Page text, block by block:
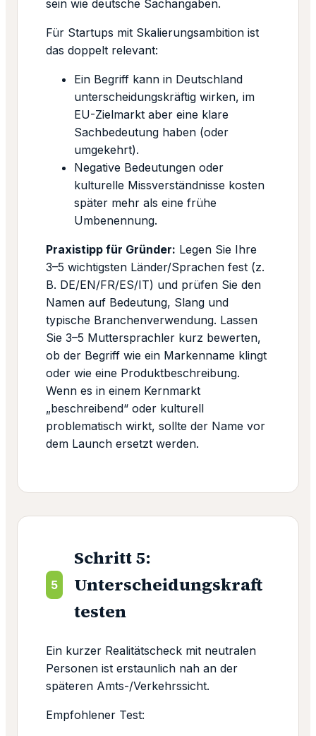
sein wie deutsche Sachangaben.
Für Startups mit Skalierungsambition ist
das doppelt relevant:
Ein Begriff kann in Deutschland
unterscheidungskräftig wirken, im
EU-Zielmarkt aber eine klare
Sachbedeutung haben (oder
umgekehrt).
Negative Bedeutungen oder
kulturelle Missverständnisse kosten
später mehr als eine frühe
Umbenennung.
Praxistipp für Gründer: Legen Sie Ihre
3–5 wichtigsten Länder/Sprachen fest (z.
B. DE/EN/FR/ES/IT) und prüfen Sie den
Namen auf Bedeutung, Slang und
typische Branchenverwendung. Lassen
Sie 3–5 Muttersprachler kurz bewerten,
ob der Begriff wie ein Markenname klingt
oder wie eine Produktbeschreibung.
Wenn es in einem Kernmarkt
„beschreibend“ oder kulturell
problematisch wirkt, sollte der Name vor
dem Launch ersetzt werden.
5
Schritt 5:
Unterscheidungskraft
testen
Ein kurzer Realitätscheck mit neutralen
Personen ist erstaunlich nah an der
späteren Amts-/Verkehrssicht.
Empfohlener Test: